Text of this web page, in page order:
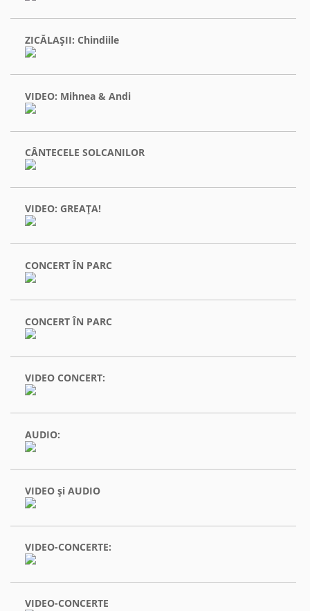
ZICĂLAŞII: Chindiile
VIDEO: Mihnea & Andi
CÂNTECELE SOLCANILOR
VIDEO: GREAŢA!
CONCERT ÎN PARC
CONCERT ÎN PARC
VIDEO CONCERT:
AUDIO:
VIDEO şi AUDIO
VIDEO-CONCERTE:
VIDEO-CONCERTE